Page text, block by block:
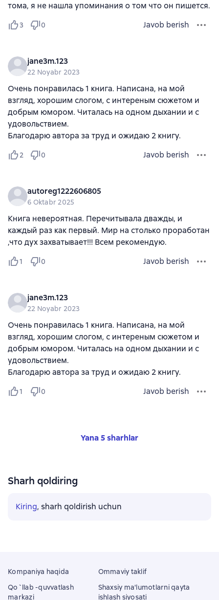
тома, я не нашла упоминания о том что он пишется.
3 0 Javob berish
jane3m.123
22 Noyabr 2023
Очень понравилась 1 книга. Написана, на мой
взгляд, хорошим слогом, с интереным сюжетом и
добрым юмором. Читалась на одном дыхании и с
удовольствием.
Благодарю автора за труд и ожидаю 2 книгу.
2 0 Javob berish
autoreg1222606805
6 Oktabr 2025
Книга невероятная. Перечитывала дважды, и
каждый раз как первый. Мир на столько проработан
,что дух захватывает!!! Всем рекомендую.
1 0 Javob berish
jane3m.123
22 Noyabr 2023
Очень понравилась 1 книга. Написана, на мой
взгляд, хорошим слогом, с интереным сюжетом и
добрым юмором. Читалась на одном дыхании и с
удовольствием.
Благодарю автора за труд и ожидаю 2 книгу.
1 0 Javob berish
Yana 5 sharhlar
Sharh qoldiring
Kiring, sharh qoldirish uchun
Kompaniya haqida
Qo`llab -quvvatlash
markazi
Ommaviy taklif
Shaxsiy ma'lumotlarni qayta
ishlash siyosati